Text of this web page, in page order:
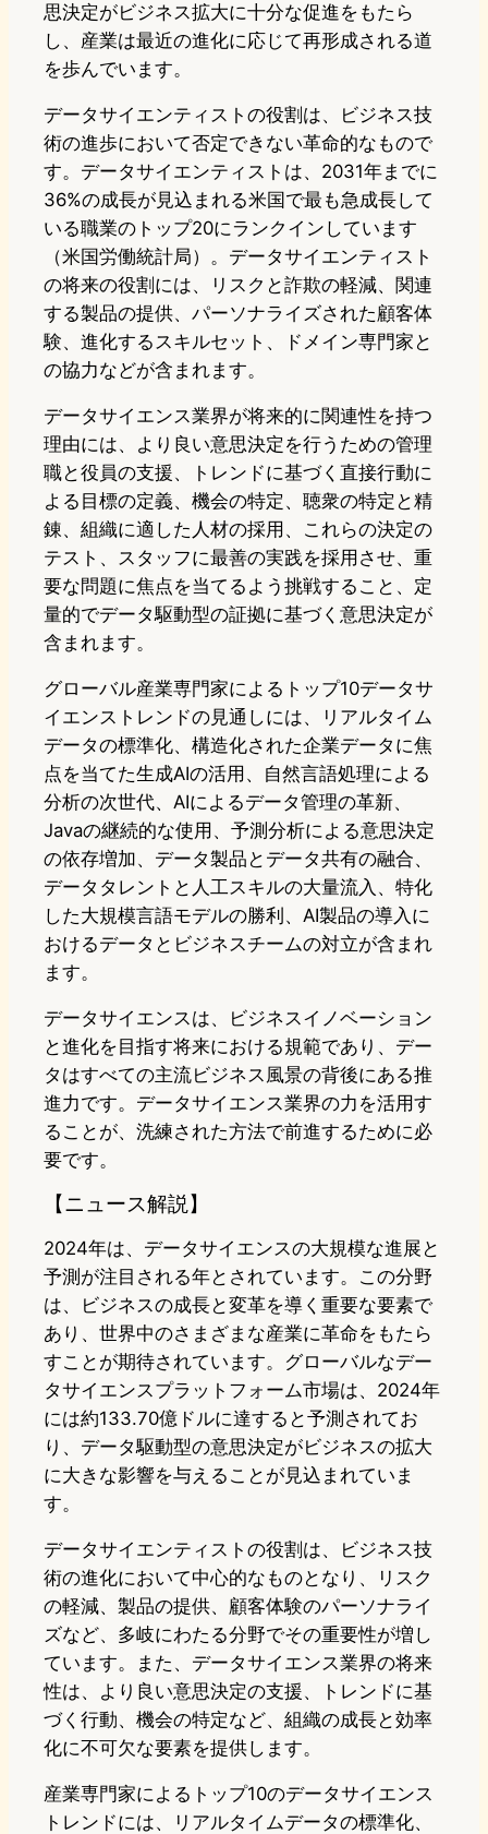
思決定がビジネス拡大に十分な促進をもたら
し、産業は最近の進化に応じて再形成される道
を歩んでいます。
データサイエンティストの役割は、ビジネス技
術の進歩において否定できない革命的なもので
す。データサイエンティストは、2031年までに
36%の成長が見込まれる米国で最も急成長して
いる職業のトップ20にランクインしています
（米国労働統計局）。データサイエンティスト
の将来の役割には、リスクと詐欺の軽減、関連
する製品の提供、パーソナライズされた顧客体
験、進化するスキルセット、ドメイン専門家と
の協力などが含まれます。
データサイエンス業界が将来的に関連性を持つ
理由には、より良い意思決定を行うための管理
職と役員の支援、トレンドに基づく直接行動に
よる目標の定義、機会の特定、聴衆の特定と精
錬、組織に適した人材の採用、これらの決定の
テスト、スタッフに最善の実践を採用させ、重
要な問題に焦点を当てるよう挑戦すること、定
量的でデータ駆動型の証拠に基づく意思決定が
含まれます。
グローバル産業専門家によるトップ10データサ
イエンストレンドの見通しには、リアルタイム
データの標準化、構造化された企業データに焦
点を当てた生成AIの活用、自然言語処理による
分析の次世代、AIによるデータ管理の革新、
Javaの継続的な使用、予測分析による意思決定
の依存増加、データ製品とデータ共有の融合、
データタレントと人工スキルの大量流入、特化
した大規模言語モデルの勝利、AI製品の導入に
おけるデータとビジネスチームの対立が含まれ
ます。
データサイエンスは、ビジネスイノベーション
と進化を目指す将来における規範であり、デー
タはすべての主流ビジネス風景の背後にある推
進力です。データサイエンス業界の力を活用す
ることが、洗練された方法で前進するために必
要です。
【ニュース解説】
2024年は、データサイエンスの大規模な進展と
予測が注目される年とされています。この分野
は、ビジネスの成長と変革を導く重要な要素で
あり、世界中のさまざまな産業に革命をもたら
すことが期待されています。グローバルなデー
タサイエンスプラットフォーム市場は、2024年
には約133.70億ドルに達すると予測されてお
り、データ駆動型の意思決定がビジネスの拡大
に大きな影響を与えることが見込まれていま
す。
データサイエンティストの役割は、ビジネス技
術の進化において中心的なものとなり、リスク
の軽減、製品の提供、顧客体験のパーソナライ
ズなど、多岐にわたる分野でその重要性が増し
ています。また、データサイエンス業界の将来
性は、より良い意思決定の支援、トレンドに基
づく行動、機会の特定など、組織の成長と効率
化に不可欠な要素を提供します。
産業専門家によるトップ10のデータサイエンス
トレンドには、リアルタイムデータの標準化、